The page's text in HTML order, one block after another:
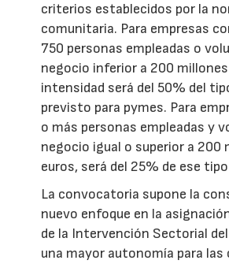
criterios establecidos por la
comunitaria. Para empresas
750 personas empleadas o
negocio inferior a 200 millones
intensidad será del 50% del
previsto para pymes. Para
o más personas empleadas y
negocio igual o superior a 200
euros, será del 25% de ese
La convocatoria supone la
nuevo enfoque en la
de la Intervención Sectorial
una mayor autonomía para las